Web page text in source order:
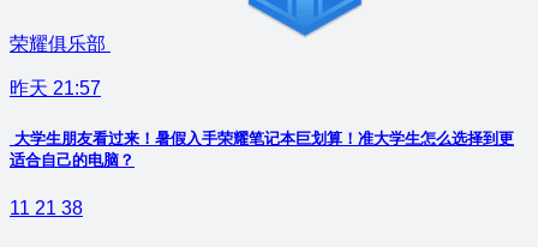
荣耀俱乐部
昨天 21:57
大学生朋友看过来！暑假入手荣耀笔记本巨划算！准大学生怎么选择到更
适合自己的电脑？
11 21 38